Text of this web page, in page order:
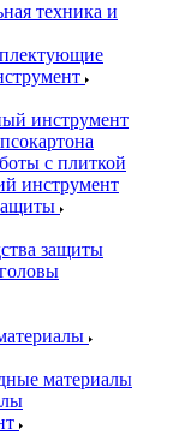
техника и
инструмент
с плиткой
инструмент
защиты
материалы